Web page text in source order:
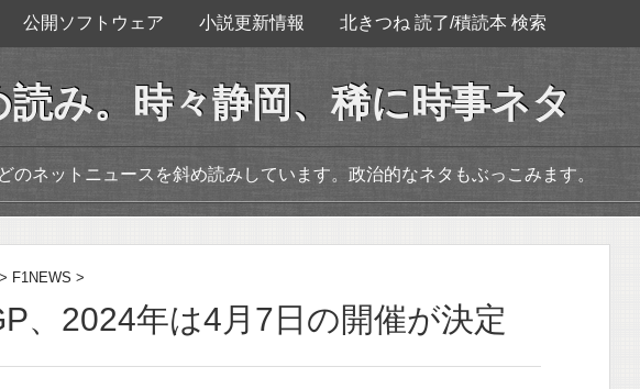
公開ソフトウェア 小説更新情報 北きつね 読了/積読本 検索
読み。時々静岡、稀に時事ネタ
のネットニュースを斜め読みしています。政治的なネタもぶっこみます。
> F1NEWS >
、2024年は4月7日の開催が決定